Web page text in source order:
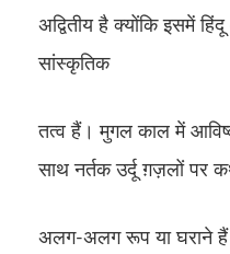
अद्वितीय है क्योंकि इसमें
सांस्कृतिक
तत्व हैं। मुगल काल में
साथ नर्तक उर्दू ग़ज़लों
अलग-अलग रूप या घराने हैं